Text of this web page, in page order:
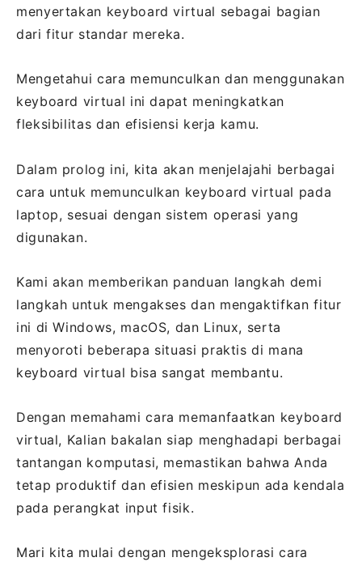
menyertakan keyboard virtual sebagai bagian
dari fitur standar mereka.
Mengetahui cara memunculkan dan menggunakan
keyboard virtual ini dapat meningkatkan
fleksibilitas dan efisiensi kerja kamu.
Dalam prolog ini, kita akan menjelajahi berbagai
cara untuk memunculkan keyboard virtual pada
laptop, sesuai dengan sistem operasi yang
digunakan.
Kami akan memberikan panduan langkah demi
langkah untuk mengakses dan mengaktifkan fitur
ini di Windows, macOS, dan Linux, serta
menyoroti beberapa situasi praktis di mana
keyboard virtual bisa sangat membantu.
Dengan memahami cara memanfaatkan keyboard
virtual, Kalian bakalan siap menghadapi berbagai
tantangan komputasi, memastikan bahwa Anda
tetap produktif dan efisien meskipun ada kendala
pada perangkat input fisik.
Mari kita mulai dengan mengeksplorasi cara